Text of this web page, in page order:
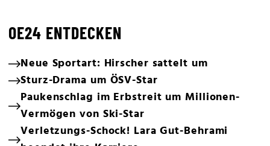
OE24 ENTDECKEN
Neue Sportart: Hirscher sattelt um
Sturz-Drama um ÖSV-Star
Paukenschlag im Erbstreit um Millionen-
Vermögen von Ski-Star
Verletzungs-Schock! Lara Gut-Behrami